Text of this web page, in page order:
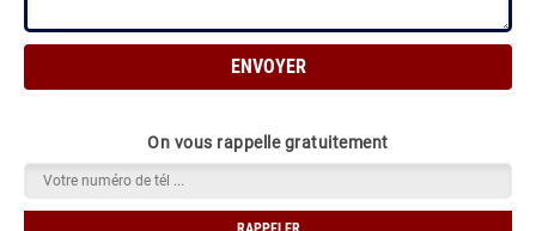
On vous rappelle gratuitement